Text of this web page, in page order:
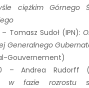
ciężkim Górnego
Tomasz Sudoł (IPN):
Generalnego
Gouvernement)
– Andrea Rudorff
w fazie rozrostu